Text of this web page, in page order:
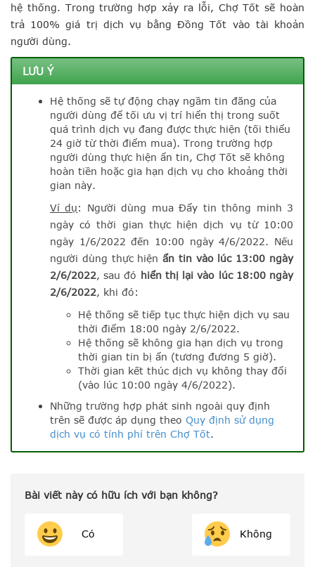
hệ thống. Trong trường hợp xảy ra lỗi, Chợ Tốt sẽ hoàn
trả 100% giá trị dịch vụ bằng Đồng Tốt vào tài khoản
người dùng.
LƯU Ý
Hệ thống sẽ tự động chạy ngầm tin đăng của
người dùng để tối ưu vị trí hiển thị trong suốt
quá trình dịch vụ đang được thực hiện (tối thiểu
24 giờ từ thời điểm mua). Trong trường hợp
người dùng thực hiện ẩn tin, Chợ Tốt sẽ không
hoàn tiền hoặc gia hạn dịch vụ cho khoảng thời
gian này.
Ví dụ: Người dùng mua Đẩy tin thông minh 3
ngày có thời gian thực hiện dịch vụ từ 10:00
ngày 1/6/2022 đến 10:00 ngày 4/6/2022. Nếu
người dùng thực hiệnẩn tin vào lúc 13:00 ngày
2/6/2022, sau đó hiển thị lại vào lúc 18:00 ngày
2/6/2022, khi đó:
Hệ thống sẽ tiếp tục thực hiện dịch vụ sau
thời điểm 18:00 ngày 2/6/2022.
Hệ thống sẽ không gia hạn dịch vụ trong
thời gian tin bị ẩn (tương đương 5 giờ).
Thời gian kết thúc dịch vụ không thay đổi
(vào lúc 10:00 ngày 4/6/2022).
Những trường hợp phát sinh ngoài quy định
trên sẽ được áp dụng theo Quy định sử dụng
dịch vụ có tính phí trên Chợ Tốt.
Bài viết này có hữu ích với bạn không?
Có Không